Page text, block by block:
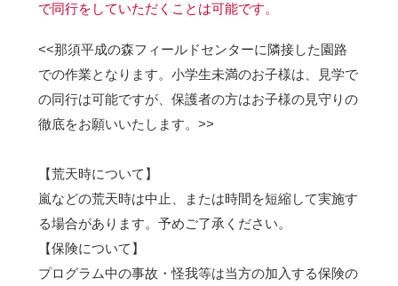
で同行をしていただくことは可能です。
<<那須平成の森フィールドセンターに隣接した園路
での作業となります。小学生未満のお子様は、見学で
の同行は可能ですが、保護者の方はお子様の見守りの
徹底をお願いいたします。>>
【荒天時について】
嵐などの荒天時は中止、または時間を短縮して実施す
る場合があります。予めご了承ください。
【保険について】
プログラム中の事故・怪我等は当方の加入する保険の